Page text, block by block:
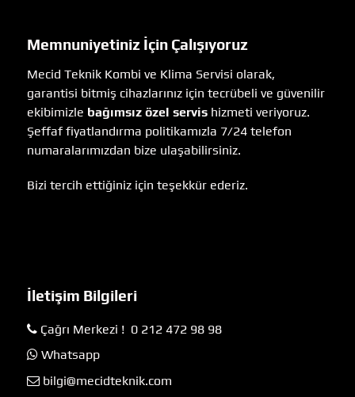
Memnuniyetiniz İçin Çalışıyoruz
Mecid Teknik Kombi ve Klima Servisi olarak,
garantisi bitmiş cihazlarınız için tecrübeli ve güvenilir
ekibimizle bağımsız özel servis hizmeti veriyoruz.
Şeffaf fiyatlandırma politikamızla 7/24 telefon
numaralarımızdan bize ulaşabilirsiniz.
Bizi tercih ettiğiniz için teşekkür ederiz.
İletişim Bilgileri
Çağrı Merkezi ! 0 212 472 98 98
Whatsapp
bilgi@mecidteknik.com